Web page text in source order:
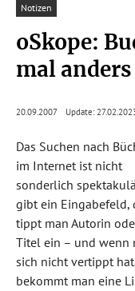
Notizen
oSkope:
mal anders
20.09.2007 Update:
Das Suchen nach
im Internet ist nicht
sonderlich
gibt ein Eingabefeld,
tippt man Autorin
Titel ein – und wenn
sich nicht vertippt
bekommt man eine